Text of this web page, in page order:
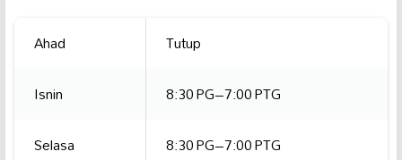
Ahad
Tutup
Isnin
8:30 PG–7:00 PTG
Selasa
8:30 PG–7:00 PTG